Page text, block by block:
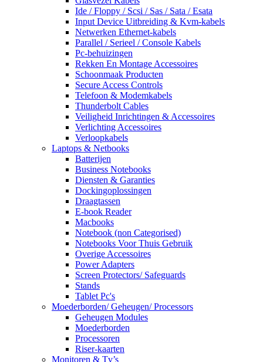
Ide / Floppy / Scsi / Sas / Sata / Esata
Input Device Uitbreiding & Kvm-kabels
Netwerken Ethernet-kabels
Parallel / Serieel / Console Kabels
Pc-behuizingen
Rekken En Montage Accessoires
Schoonmaak Producten
Secure Access Controls
Telefoon & Modemkabels
Thunderbolt Cables
Veiligheid Inrichtingen & Accessoires
Verlichting Accessoires
Verloopkabels
Laptops & Netbooks
Batterijen
Business Notebooks
Diensten & Garanties
Dockingoplossingen
Draagtassen
E-book Reader
Macbooks
Notebook (non Categorised)
Notebooks Voor Thuis Gebruik
Overige Accessoires
Power Adapters
Screen Protectors/ Safeguards
Stands
Tablet Pc's
Moederborden/ Geheugen/ Processors
Geheugen Modules
Moederborden
Processoren
Riser-kaarten
Monitoren & Tv’s